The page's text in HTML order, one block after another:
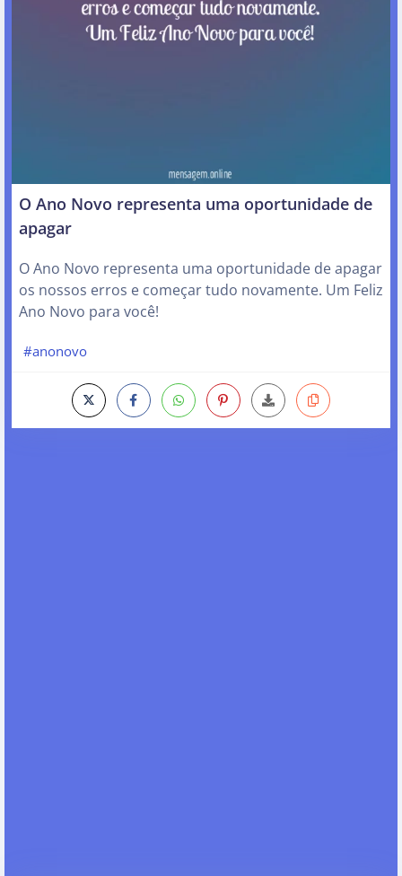
O Ano Novo representa uma oportunidade de
apagar
O Ano Novo representa uma oportunidade de apagar
os nossos erros e começar tudo novamente. Um Feliz
Ano Novo para você!
#anonovo